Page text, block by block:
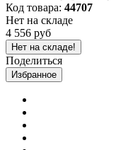
Код товара: 44707
Нет на складе
4 556 руб
Нет на складе!
Поделиться
Избранное